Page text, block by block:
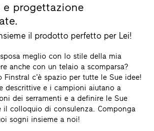
e progettazione
il prodotto perfetto per Lei!
meglio con lo stile della mia
anche con un telaio a scomparsa?
Finstral c’è spazio per tutte le Sue idee!
descrittive e i campioni aiutano a
dei serramenti e a definire le Sue
il colloquio di consulenza. Componga
sogni insieme a noi!